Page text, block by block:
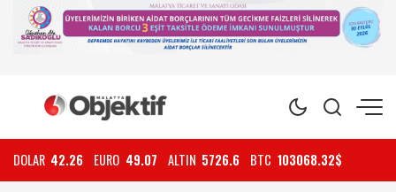
DOLAR 42.26 EURO 49.07 ALTIN 5726.6 BTC 103068.32$